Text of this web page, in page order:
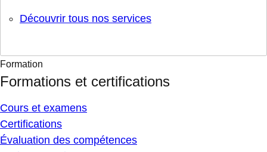
Découvrir tous nos services
Formation
Formations et certifications
Cours et examens
Certifications
Évaluation des compétences